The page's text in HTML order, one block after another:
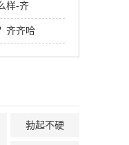
样-齐
齐齐哈
勃起不硬